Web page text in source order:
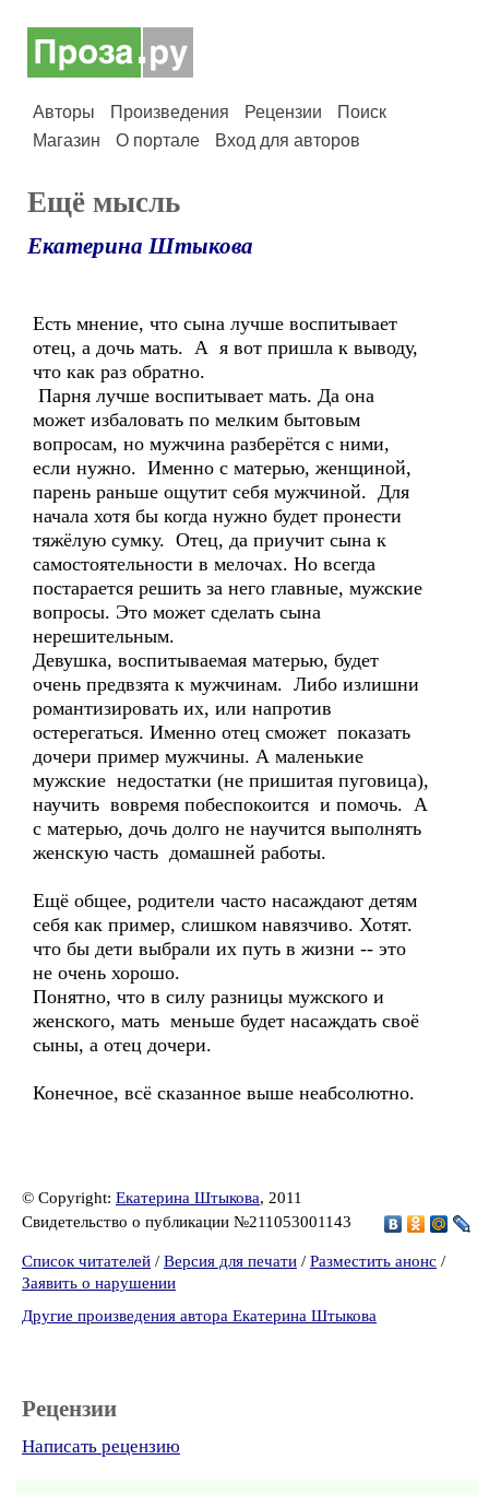
Авторы Произведения Рецензии
Поиск
Магазин
О портале Вход для авторов
Ещё мысль
Екатерина Штыкова
Есть мнение, что сына лучше воспитывает
отец, а дочь мать. А я вот пришла к выводу,
что как раз обратно.
Парня лучше воспитывает мать. Да она
может избаловать по мелким бытовым
вопросам, но мужчина разберётся с ними,
если нужно. Именно с матерью, женщиной,
парень раньше ощутит себя мужчиной. Для
начала хотя бы когда нужно будет пронести
тяжёлую сумку. Отец, да приучит сына к
самостоятельности в мелочах. Но всегда
постарается решить за него главные, мужские
вопросы. Это может сделать сына
нерешительным.
Девушка, воспитываемая матерью, будет
очень предвзята к мужчинам. Либо излишни
романтизировать их, или напротив
остерегаться. Именно отец сможет показать
дочери пример мужчины. А маленькие
мужские недостатки (не пришитая пуговица),
научить вовремя побеспокоится и помочь. А
с матерью, дочь долго не научится выполнять
женскую часть домашней работы.
Ещё общее, родители часто насаждают детям
себя как пример, слишком навязчиво. Хотят.
что бы дети выбрали их путь в жизни -- это
не очень хорошо.
Понятно, что в силу разницы мужского и
женского, мать меньше будет насаждать своё
сыны, а отец дочери.
Конечное, всё сказанное выше неабсолютно.
© Copyright: Екатерина Штыкова, 2011
Свидетельство о публикации №211053001143
Список читателей / Версия для печати / Разместить анонс /
Заявить о нарушении
Другие произведения автора Екатерина Штыкова
Рецензии
Написать рецензию